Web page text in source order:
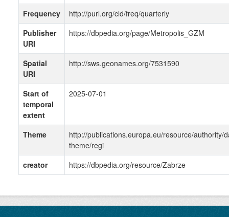
Frequency
http://purl.org/cld/freq/quarterly
Publisher
URI
https://dbpedia.org/page/Metropolis_GZM
Spatial
URI
http://sws.geonames.org/7531590
Start of
temporal
extent
2025-07-01
Theme
http://publications.europa.eu/resource/authority/
theme/regi
creator
https://dbpedia.org/resource/Zabrze